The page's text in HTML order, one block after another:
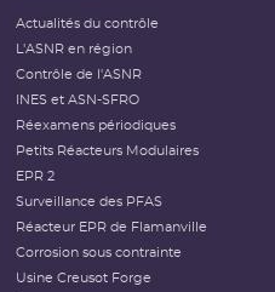
Actualités du contrôle
L'ASNR en région
Contrôle de l'ASNR
INES et ASN-SFRO
Réexamens périodiques
Petits Réacteurs Modulaires
EPR 2
Surveillance des PFAS
Réacteur EPR de Flamanville
Corrosion sous contrainte
Usine Creusot Forge